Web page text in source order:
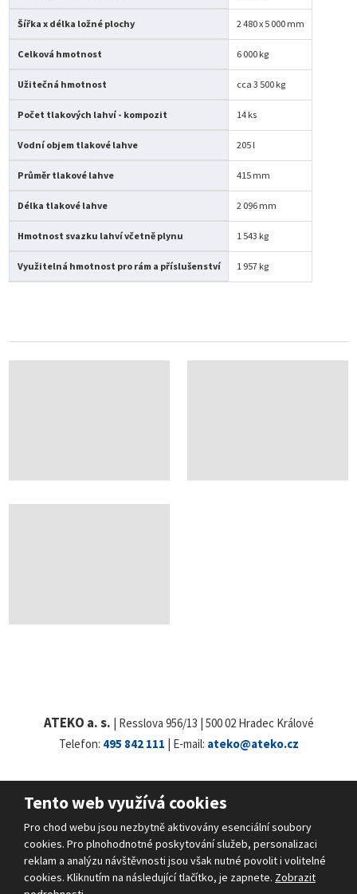
Šířka x délka ložné plochy 2 480 x 5 000 mm
Celková hmotnost 6 000 kg
Užitečná hmotnost cca 3 500 kg
Počet tlakových lahví - kompozit 14 ks
Vodní objem tlakové lahve 205 l
Průměr tlakové lahve 415 mm
Délka tlakové lahve 2 096 mm
Hmotnost svazku lahví včetně plynu 1 543 kg
Využitelná hmotnost pro rám a příslušenství 1 957 kg
ATEKO a. s. | Resslova 956/13 | 500 02 Hradec Králové
Telefon: 495 842 111 | E-mail: ateko@ateko.cz
© 2026 ATEKO a.s., vytvořila eBRÁNA s.r.o.
Mapa stránek|Podmínky použití |Bezpečnost a ochrana osobních údajů
VYROBILA
Tento web využívá cookies
Pro chod webu jsou nezbytně aktivovány esenciální soubory
cookies. Pro plnohodnotné poskytování služeb, personalizaci
reklam a analýzu návštěvnosti jsou však nutné povolit i volitelné
cookies. Kliknutím na následující tlačítko, je zapnete. Zobrazit